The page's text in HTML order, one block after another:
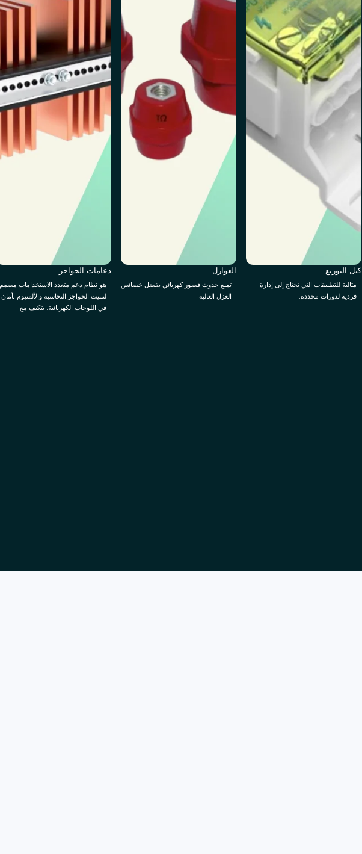
كتل التوزيع
مثالية للتطبيقات التي تحتاج إلى إدارة
فردية لدورات محددة.
العوازل
تمنع حدوث قصور كهربائي بفضل خصائص
العزل العالية.
دعامات الحواجز
هو نظام دعم متعدد الاستخدامات مصمم
لتثبيت الحواجز النحاسية والألمنيوم بأمان
في اللوحات الكهربائية. يتكيف مع